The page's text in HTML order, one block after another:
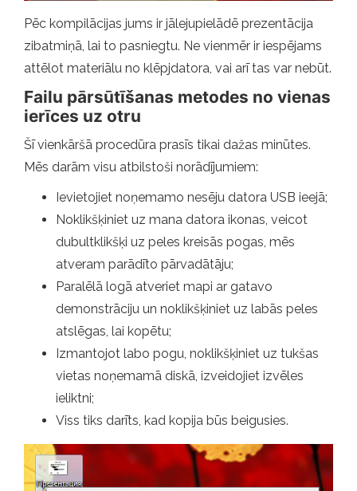
Pēc kompilācijas jums ir jālejupielādē prezentācija
zibatmiņā, lai to pasniegtu. Ne vienmēr ir iespējams
attēlot materiālu no klēpjdatora, vai arī tas var nebūt.
Failu pārsūtīšanas metodes no vienas
ierīces uz otru
Šī vienkāršā procedūra prasīs tikai dažas minūtes.
Mēs darām visu atbilstoši norādījumiem:
Ievietojiet noņemamo nesēju datora USB ieejā;
Noklikšķiniet uz mana datora ikonas, veicot
dubultklikšķi uz peles kreisās pogas, mēs
atveram parādīto pārvadātāju;
Paralēlā logā atveriet mapi ar gatavo
demonstrāciju un noklikšķiniet uz labās peles
atslēgas, lai kopētu;
Izmantojot labo pogu, noklikšķiniet uz tukšas
vietas noņemamā diskā, izveidojiet izvēles
ieliktni;
Viss tiks darīts, kad kopija būs beigusies.